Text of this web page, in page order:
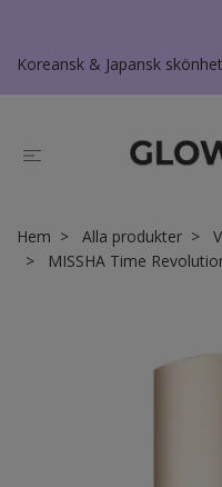
Koreansk & Japansk
Hem Alla produkter
MISSHA Time